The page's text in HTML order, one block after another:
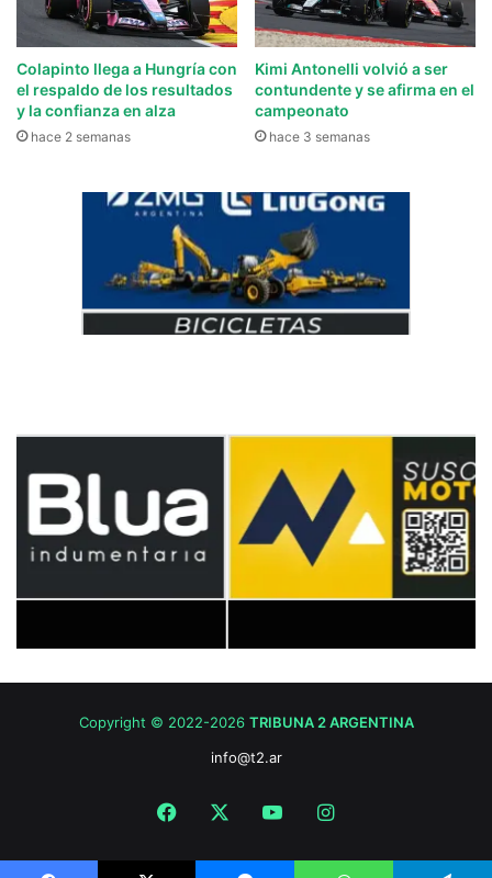
Colapinto llega a Hungría con
el respaldo de los resultados
y la confianza en alza
hace 2 semanas
Kimi Antonelli volvió a ser
contundente y se afirma en el
campeonato
hace 3 semanas
Copyright © 2022-2026 TRIBUNA 2 ARGENTINA
info@t2.ar
Facebook YouTubeInstagram